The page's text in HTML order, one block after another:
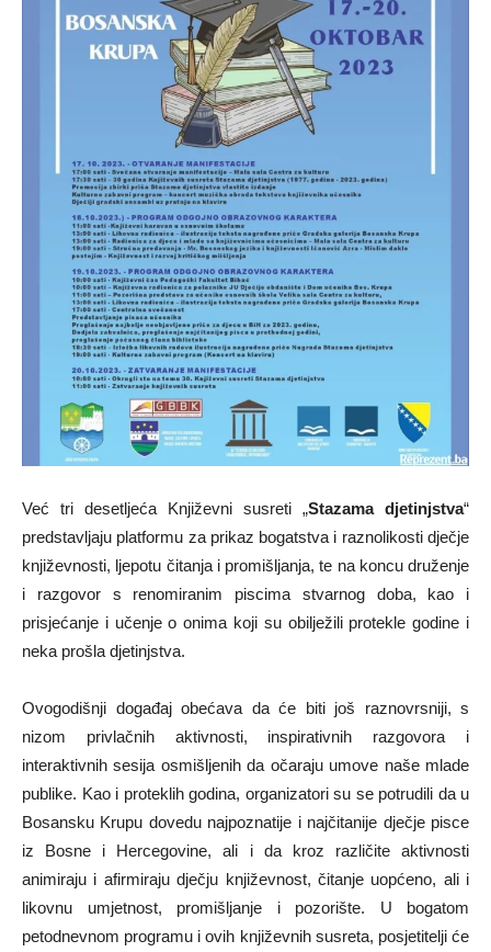
Već tri desetljeća Književni susreti „Stazama djetinjstva“
predstavljaju platformu za prikaz bogatstva i raznolikosti dječje
književnosti, ljepotu čitanja i promišljanja, te na koncu druženje
i razgovor s renomiranim piscima stvarnog doba, kao i
prisjećanje i učenje o onima koji su obilježili protekle godine i
neka prošla djetinjstva.
Ovogodišnji događaj obećava da će biti još raznovrsniji, s
nizom privlačnih aktivnosti, inspirativnih razgovora i
interaktivnih sesija osmišljenih da očaraju umove naše mlade
publike. Kao i proteklih godina, organizatori su se potrudili da u
Bosansku Krupu dovedu najpoznatije i najčitanije dječje pisce
iz Bosne i Hercegovine, ali i da kroz različite aktivnosti
animiraju i afirmiraju dječju književnost, čitanje uopćeno, ali i
likovnu umjetnost, promišljanje i pozorište. U bogatom
petodnevnom programu i ovih književnih susreta, posjetitelji će